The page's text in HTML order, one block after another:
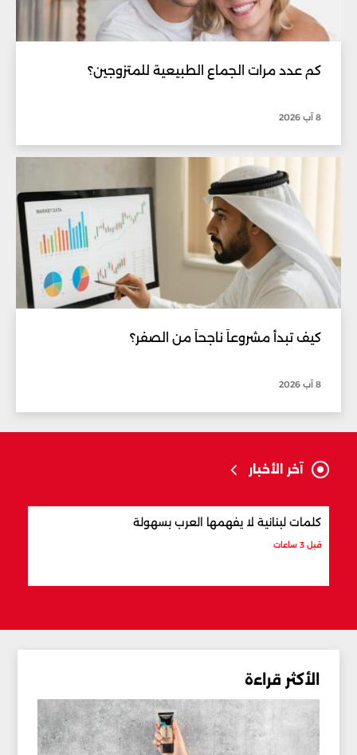
كم عدد مرات الجماع الطبيعية للمتزوجين؟
8 آب 2026
كيف تبدأ مشروعاً ناجحاً من الصفر؟
8 آب 2026
آخر الأخبار
كلمات لبنانية لا يفهمها العرب بسهولة
قبل 3 ساعات
الأكثر قراءة